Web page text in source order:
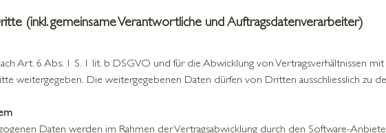
(inkl. gemeinsame Verantwortliche und Auftragsdatenverarbeiter)
Art. 6 Abs. 1 S. 1 lit. b DSGVO und für die Abwicklung von Vertragsverhältnissen
weitergegeben. Die weitergegebenen Daten dürfen von Dritten ausschliesslich zu
Daten werden im Rahmen der Vertragsabwicklung durch den Software-